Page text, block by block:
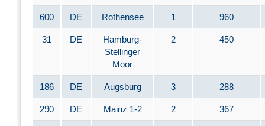
600 DE Rothensee 1 960
31 DE
Hamburg-
Stellinger
Moor
2 450
186 DE Augsburg 3 288
290 DE Mainz 1-2 2 367